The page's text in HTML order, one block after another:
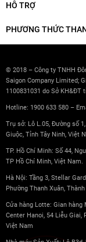
HỖ TRỢ
PHƯƠNG THỨC
© 2018 – Công ty TNHH
Saigon Company Limited;
1100831031 do Sở KH&ĐT
Hotline: 1900 633 580 –
Trụ sở: Lô L.05, Đường số
Giuộc, Tỉnh Tây Ninh, Việt
TP. Hồ Chí Minh: Số 44,
TP Hồ Chí Minh, Việt Nam.
Hà Nội: Tầng 3, Stellar
Phường Thanh Xuân,
Cửa hàng Lotte: Gian hàng
Center Hanoi, 54 Liễu Giai,
Việt Nam